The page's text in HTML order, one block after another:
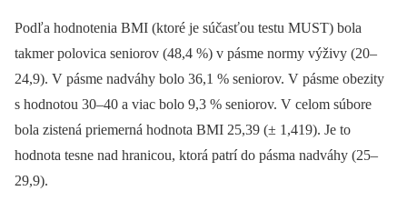
Podľa hodnotenia BMI (ktoré je súčasťou testu MUST) bola
takmer polovica seniorov (48,4 %) v pásme normy výživy (20–
24,9). V pásme nadváhy bolo 36,1 % seniorov. V pásme obezity
s hodnotou 30–40 a viac bolo 9,3 % seniorov. V celom súbore
bola zistená priemerná hodnota BMI 25,39 (± 1,419). Je to
hodnota tesne nad hranicou, ktorá patrí do pásma nadváhy (25–
29,9).